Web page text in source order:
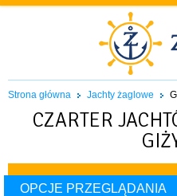
Strona główna Jachty żaglowe
CZARTER
OPCJE PRZEGLĄDANIA